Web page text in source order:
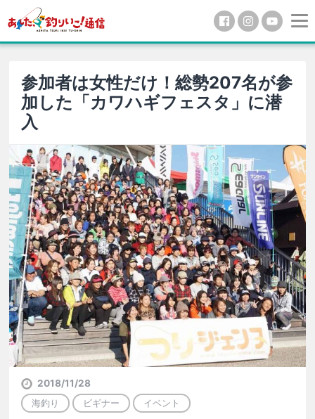
参加者は女性だけ！総勢207名が参
加した「カワハギフェスタ」に潜
入
2018/11/28
海釣り
ビギナー イベント